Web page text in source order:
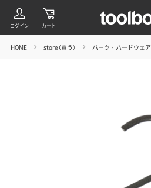
HOME store（買う） パーツ・ハードウェア